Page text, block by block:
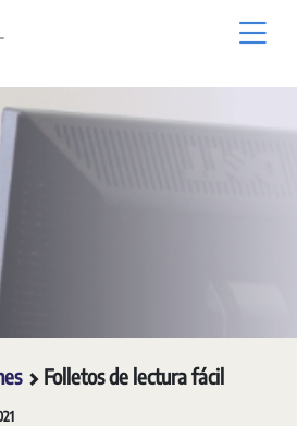
Folletos de lectura fácil